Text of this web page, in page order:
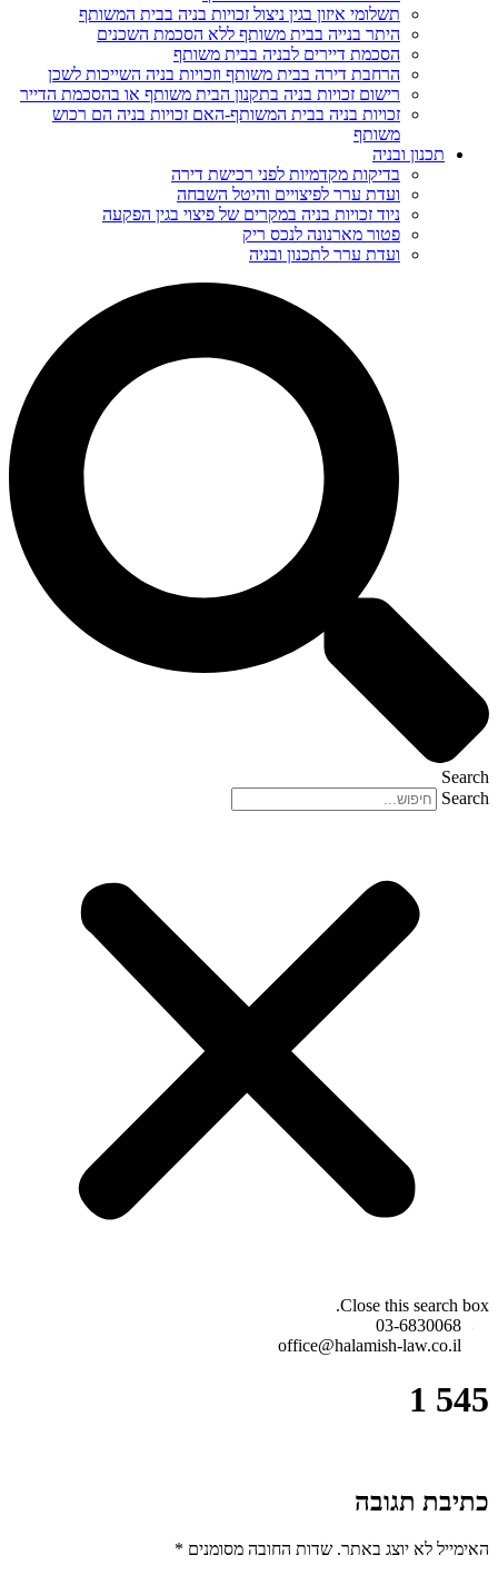
תשלומי איזון בגין ניצול זכויות בניה בבית המשותף
היתר בנייה בבית משותף ללא הסכמת השכנים
הסכמת דיירים לבניה בבית משותף
הרחבת דירה בבית משותף וזכויות בניה השייכות לשכן
רישום זכויות בניה בתקנון הבית משותף או בהסכמת הדייר
זכויות בניה בבית המשותף-האם זכויות בניה הם רכוש
משותף
תכנון ובניה
בדיקות מקדמיות לפני רכישת דירה
ועדת ערר לפיצויים והיטל השבחה
ניוד זכויות בניה במקרים של פיצוי בגין הפקעה
פטור מארנונה לנכס ריק
ועדת ערר לתכנון ובניה
Search
Search
Close this search box.
03-6830068
office@halamish-law.co.il
545 1
כתיבת תגובה
האימייל לא יוצג באתר. שדות החובה מסומנים *